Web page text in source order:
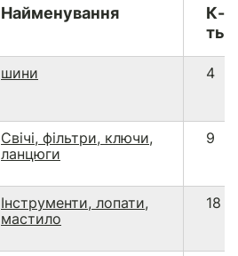
Найменування
К-
ть
шини 4
Свічі, фільтри, ключи,
ланцюги
9
Інструменти, лопати,
мастило
18